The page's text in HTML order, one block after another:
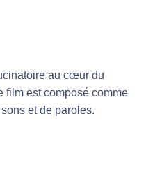
au cœur du
film est composé comme
et de paroles.